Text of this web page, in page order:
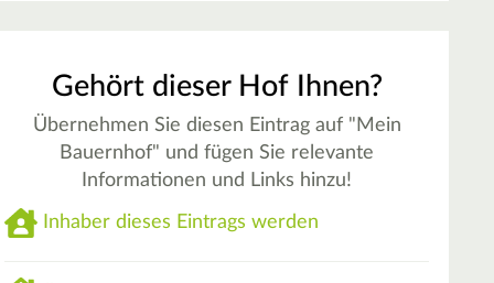
Gehört dieser Hof Ihnen?
Übernehmen Sie diesen Eintrag auf "Mein
Bauernhof" und fügen Sie relevante
Informationen und Links hinzu!
Inhaber dieses Eintrags werden